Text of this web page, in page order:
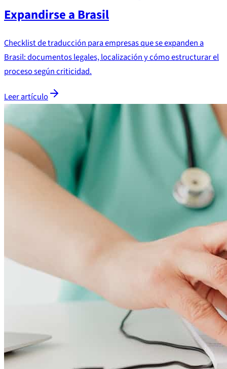
Expandirse a Brasil
Checklist de traducción para empresas que se expanden a
Brasil: documentos legales, localización y cómo estructurar el
proceso según criticidad.
Leer artículo